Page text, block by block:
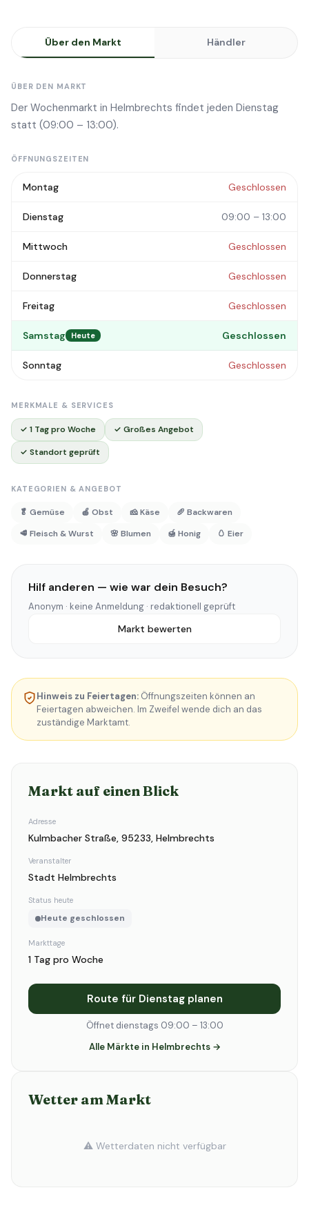
Über den Markt Händler
ÜBER DEN MARKT
Der Wochenmarkt in Helmbrechts findet jeden Dienstag
statt (09:00 – 13:00).
ÖFFNUNGSZEITEN
Montag Geschlossen
Dienstag 09:00 – 13:00
Mittwoch Geschlossen
Donnerstag Geschlossen
Freitag Geschlossen
Samstag Heute Geschlossen
Sonntag Geschlossen
MERKMALE & SERVICES
✓ 1 Tag pro Woche ✓ Großes Angebot
✓ Standort geprüft
KATEGORIEN & ANGEBOT
🥬 Gemüse 🍎 Obst 🧀 Käse
🥖 Backwaren
🥩 Fleisch & Wurst
🌸 Blumen 🍯 Honig 🥚 Eier
Hilf anderen — wie war dein Besuch?
Anonym · keine Anmeldung · redaktionell geprüft
Markt bewerten
Hinweis zu Feiertagen: Öffnungszeiten können an
Feiertagen abweichen. Im Zweifel wende dich an das
zuständige Marktamt.
Markt auf einen Blick
Adresse
Kulmbacher Straße, 95233, Helmbrechts
Veranstalter
Stadt Helmbrechts
Status heute
Heute geschlossen
Markttage
1 Tag pro Woche
Route für Dienstag planen
Öffnet dienstags 09:00 – 13:00
Alle Märkte in Helmbrechts →
Wetter am Markt
⚠️ Wetterdaten nicht verfügbar